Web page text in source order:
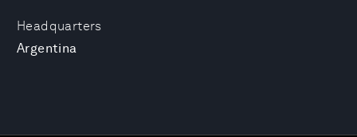
Headquarters
Argentina